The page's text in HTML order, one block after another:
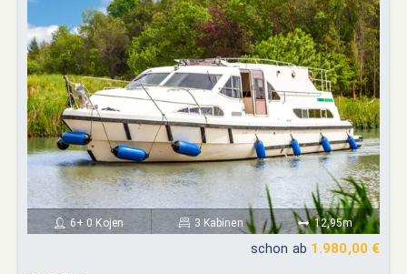
6+ 0 Kojen 3 Kabinen 12,95m
schon ab 1.980,00 €